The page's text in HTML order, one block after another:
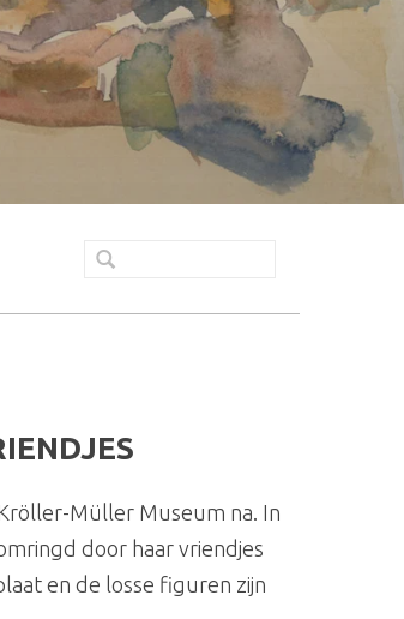
Müller Museum na. In
door haar vriendjes
en de losse figuren zijn